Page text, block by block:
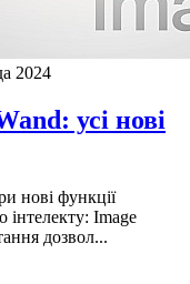
2024
усі нові
нові функції
інтелекту: Image
дозвол...